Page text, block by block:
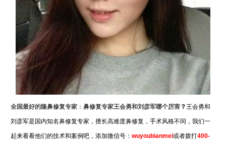
全国最好的隆鼻修复专家 ：鼻修复专家王会勇和刘彦军哪个厉害 ？王会勇和
刘彦军是国内知名鼻修复专家，擅长高难度鼻修复，手术风格不同，我们一
起来看看他们的技术和案例吧，添加微信号：wuyoubianmei或者拨打400-